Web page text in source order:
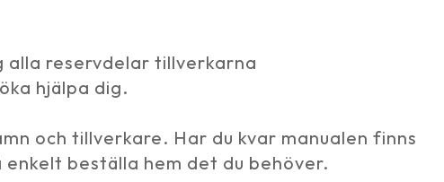
alla reservdelar tillverkarna
hjälpa dig.
och tillverkare. Har du kvar manualen finns
beställa hem det du behöver.